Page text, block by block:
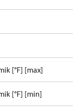
[°F] [max]
[°F] [min]